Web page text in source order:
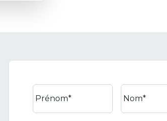
Prénom* Nom*